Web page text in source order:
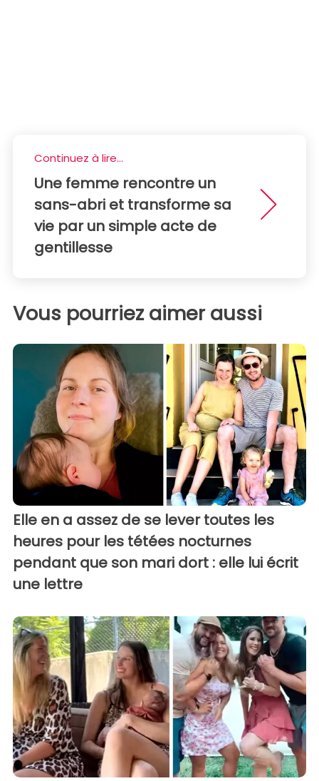
Continuez à lire...
Une femme rencontre un
sans-abri et transforme sa
vie par un simple acte de
gentillesse
Vous pourriez aimer aussi
Elle en a assez de se lever toutes les
heures pour les tétées nocturnes
pendant que son mari dort : elle lui écrit
une lettre